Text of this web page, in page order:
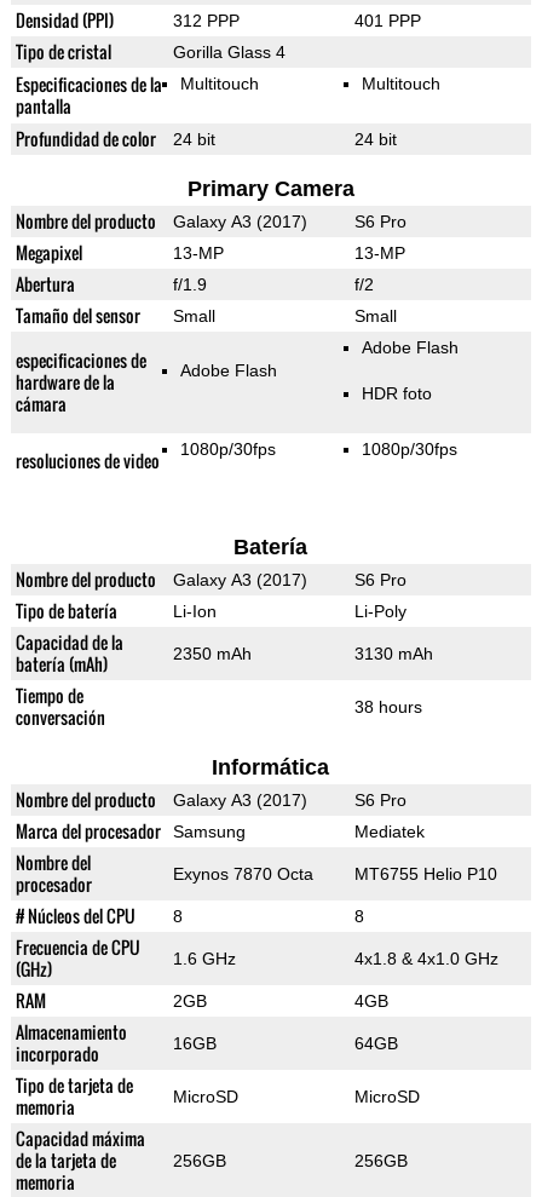
Densidad (PPI)
312 PPP 401 PPP
Tipo de cristal Gorilla Glass 4
Especificaciones de la
pantalla
Multitouch Multitouch
Profundidad de color 24 bit 24 bit
Primary Camera
Nombre del producto Galaxy A3 (2017) S6 Pro
Megapixel 13-MP 13-MP
Abertura f/1.9 f/2
Tamaño del sensor Small Small
especificaciones de
hardware de la
cámara
Adobe Flash
Adobe Flash
HDR foto
resoluciones de video 1080p/30fps 1080p/30fps
Batería
Nombre del producto Galaxy A3 (2017) S6 Pro
Tipo de batería Li-Ion Li-Poly
Capacidad de la
batería (mAh)
2350 mAh 3130 mAh
Tiempo de
conversación
38 hours
Informática
Nombre del producto Galaxy A3 (2017) S6 Pro
Marca del procesador Samsung Mediatek
Nombre del
procesador
Exynos 7870 Octa MT6755 Helio P10
# Núcleos del CPU 8 8
Frecuencia de CPU
(GHz)
1.6 GHz 4x1.8 & 4x1.0 GHz
RAM 2GB 4GB
Almacenamiento
incorporado
16GB 64GB
Tipo de tarjeta de
memoria
MicroSD MicroSD
Capacidad máxima
de la tarjeta de
memoria
256GB 256GB